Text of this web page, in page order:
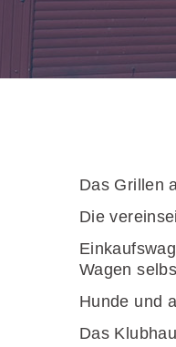
Das Grillen
Die
Wagen
Hunde und
Das